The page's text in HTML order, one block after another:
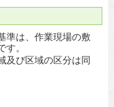
準は、作業現場の敷
。
及び区域の区分は同